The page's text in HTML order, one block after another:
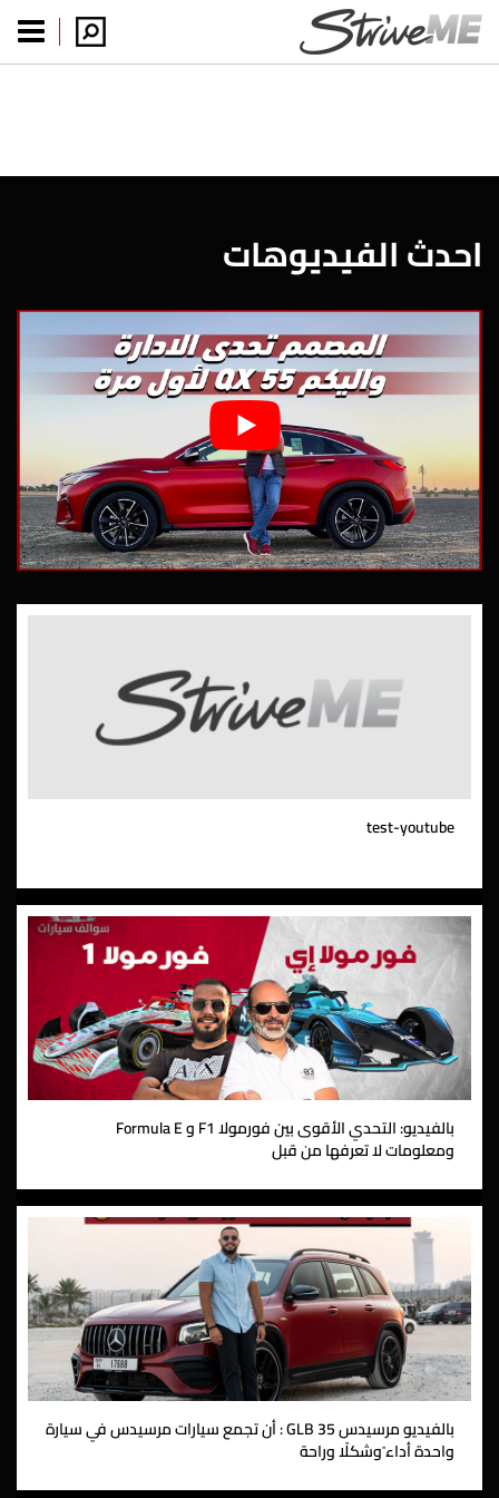
احدث الفيديوهات
test-youtube
بالفيديو: التحدي الأقوى بين فورمولا F1 و Formula E
ومعلومات لا تعرفها من قبل
بالفيديو مرسيدس GLB 35 : أن تجمع سيارات مرسيدس في سيارة
واحدة أداء ًوشكلًا وراحة